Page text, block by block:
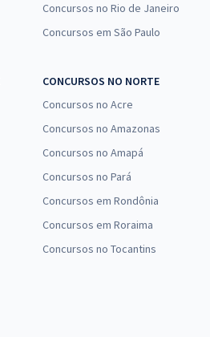
Concursos no Rio de Janeiro
Concursos em São Paulo
CONCURSOS NO NORTE
Concursos no Acre
Concursos no Amazonas
Concursos no Amapá
Concursos no Pará
Concursos em Rondônia
Concursos em Roraima
Concursos no Tocantins